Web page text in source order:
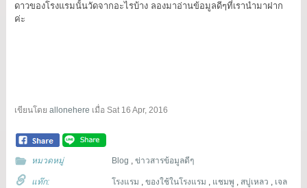
ดาวของโรงแรมนั้นวัดจากอะไรบ้าง ลองมาอ่านข้อมูลดีๆที่เรานำมาฝาก
ค่ะ
เขียนโดย allonehere เมื่อ Sat 16 Apr, 2016
หมวดหมู่ Blog ,ข่าวสารข้อมูลดีๆ
แท๊ก: โรงแรม ,ของใช้ในโรงแรม , แชมพู , สบู่เหลว , เจล